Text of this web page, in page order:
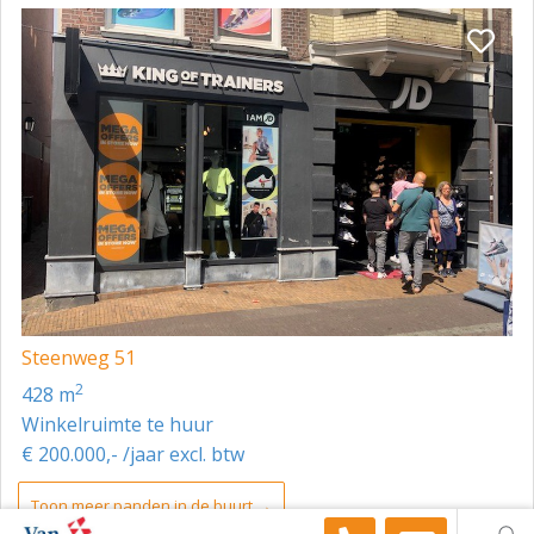
Steenweg 51
428 m2
Winkelruimte te huur
€ 200.000,- /jaar excl. btw
Toon meer panden in de buurt →